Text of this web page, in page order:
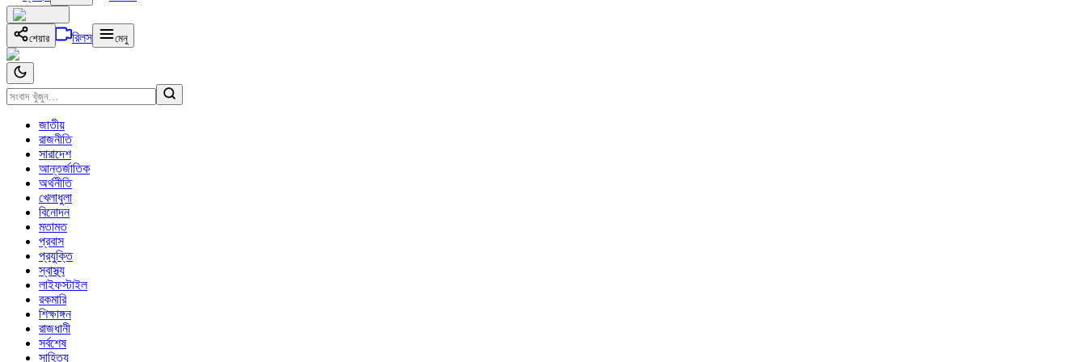
শেয়ার রিলস মেনু
জাতীয়
রাজনীতি
সারাদেশ
আন্তর্জাতিক
অর্থনীতি
খেলাধুলা
বিনোদন
মতামত
প্রবাস
প্রযুক্তি
স্বাস্থ্য
লাইফস্টাইল
রকমারি
শিক্ষাঙ্গন
রাজধানী
সর্বশেষ
সাহিত্য